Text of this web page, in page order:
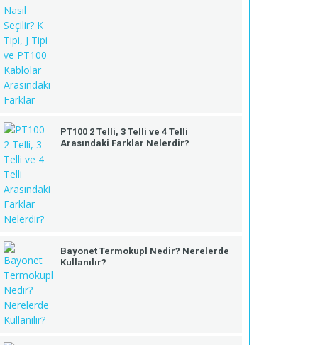
PT100 2 Telli, 3 Telli ve 4 Telli
Arasındaki Farklar Nelerdir?
Bayonet Termokupl Nedir? Nerelerde
Kullanılır?